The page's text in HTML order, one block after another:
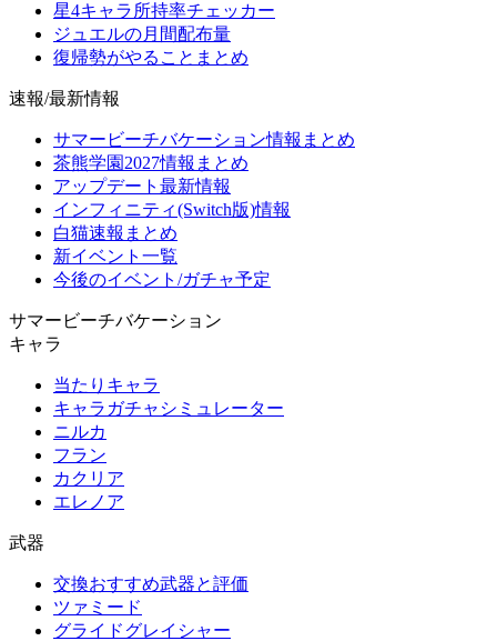
星4キャラ所持率チェッカー
ジュエルの月間配布量
復帰勢がやることまとめ
速報/最新情報
サマービーチバケーション情報まとめ
茶熊学園2027情報まとめ
アップデート最新情報
インフィニティ(Switch版)情報
白猫速報まとめ
新イベント一覧
今後のイベント/ガチャ予定
サマービーチバケーション
キャラ
当たりキャラ
キャラガチャシミュレーター
ニルカ
フラン
カクリア
エレノア
武器
交換おすすめ武器と評価
ツァミード
グライドグレイシャー